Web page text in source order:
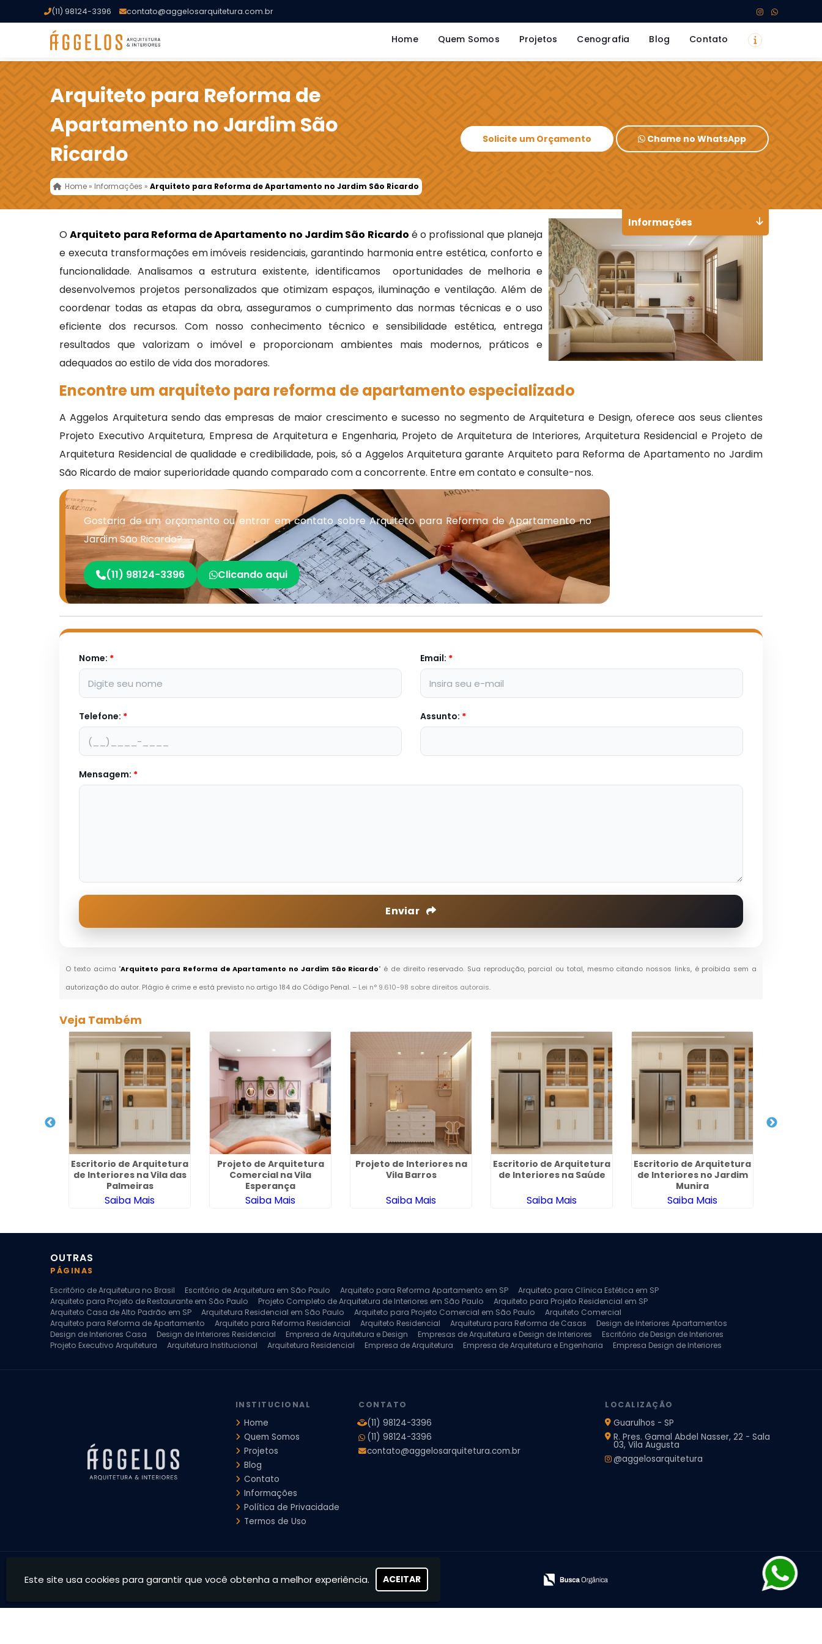
(11) 98124-3396 contato@aggelosarquitetura.com.br
Home Quem Somos Projetos Cenografia Blog Contato
Arquiteto para Reforma de
Apartamento no Jardim São
Ricardo
Home » Informações »Arquiteto para Reforma de Apartamento no Jardim São Ricardo
Solicite um Orçamento Chame no WhatsApp
OArquiteto para Reforma de Apartamento no Jardim São Ricardo é o profissional que planeja
e executa transformações em imóveis residenciais, garantindo harmonia entre estética, conforto e
funcionalidade. Analisamos a estrutura existente, identificamos oportunidades de melhoria e
desenvolvemos projetos personalizados que otimizam espaços, iluminação e ventilação. Além de
coordenar todas as etapas da obra, asseguramos o cumprimento das normas técnicas e o uso
eficiente dos recursos. Com nosso conhecimento técnico e sensibilidade estética, entrega
resultados que valorizam o imóvel e proporcionam ambientes mais modernos, práticos e
adequados ao estilo de vida dos moradores.
Encontre um arquiteto para reforma de apartamento especializado
A Aggelos Arquitetura sendo das empresas de maior crescimento e sucesso no segmento de Arquitetura e Design, oferece aos seus clientes
Projeto Executivo Arquitetura, Empresa de Arquitetura e Engenharia, Projeto de Arquitetura de Interiores, Arquitetura Residencial e Projeto de
Arquitetura Residencial de qualidade e credibilidade, pois, só a Aggelos Arquitetura garante Arquiteto para Reforma de Apartamento no Jardim
São Ricardo de maior superioridade quando comparado com a concorrente. Entre em contato e consulte-nos.
Gostaria de um orçamento ou entrar em contato sobre Arquiteto para Reforma de Apartamento no
Jardim São Ricardo?
(11) 98124-3396 Clicando aqui
Nome: * Email: *
Telefone: * Assunto: *
Mensagem: *
Enviar
O texto acima "Arquiteto para Reforma de Apartamento no Jardim São Ricardo" é de direito reservado. Sua reprodução, parcial ou total, mesmo citando nossos links, é proibida sem a
autorização do autor. Plágio é crime e está previsto no artigo 184 do Código Penal. – Lei n° 9.610-98 sobre direitos autorais.
Informações
Veja Também
Escritorio de Arquitetura
de Interiores na Vila das
Palmeiras
Saiba Mais
Projeto de Arquitetura
Comercial na Vila
Esperança
Saiba Mais
Projeto de Interiores na
Vila Barros
Saiba Mais
Escritorio de Arquitetura
de Interiores na Saúde
Saiba Mais
Escritorio de Arquitetura
de Interiores no Jardim
Munira
Saiba Mais
OUTRAS
PÁGINAS
Escritório de Arquitetura no Brasil
Escritório de Arquitetura em São Paulo Arquiteto para Reforma Apartamento em SP
Arquiteto para Clínica Estética em SP
Arquiteto para Projeto de Restaurante em São Paulo
Projeto Completo de Arquitetura de Interiores em São Paulo
Arquiteto para Projeto Residencial em SP
Arquiteto Casa de Alto Padrão em SP
Arquitetura Residencial em São Paulo Arquiteto para Projeto Comercial em São Paulo
Arquiteto Comercial
Arquiteto para Reforma de Apartamento
Arquiteto para Reforma Residencial Arquiteto Residencial Arquitetura para Reforma de Casas
Design de Interiores Apartamentos
Design de Interiores Casa
Design de Interiores Residencial Empresa de Arquitetura e Design Empresas de Arquitetura e Design de Interiores
Escritório de Design de Interiores
Projeto Executivo Arquitetura
Arquitetura Institucional Arquitetura Residencial Empresa de Arquitetura Empresa de Arquitetura e Engenharia
Empresa Design de Interiores
INSTITUCIONAL
Home
Quem Somos
Projetos
Blog
Contato
Informações
Política de Privacidade
Termos de Uso
CONTATO
(11) 98124-3396
(11) 98124-3396
contato@aggelosarquitetura.com.br
LOCALIZAÇÃO
Guarulhos - SP
R. Pres. Gamal Abdel Nasser, 22 - Sala
03, Vila Augusta
@aggelosarquitetura
CNPJ: 39.828.426/0001-73
Este site usa cookies para garantir que você obtenha a melhor experiência. ACEITAR